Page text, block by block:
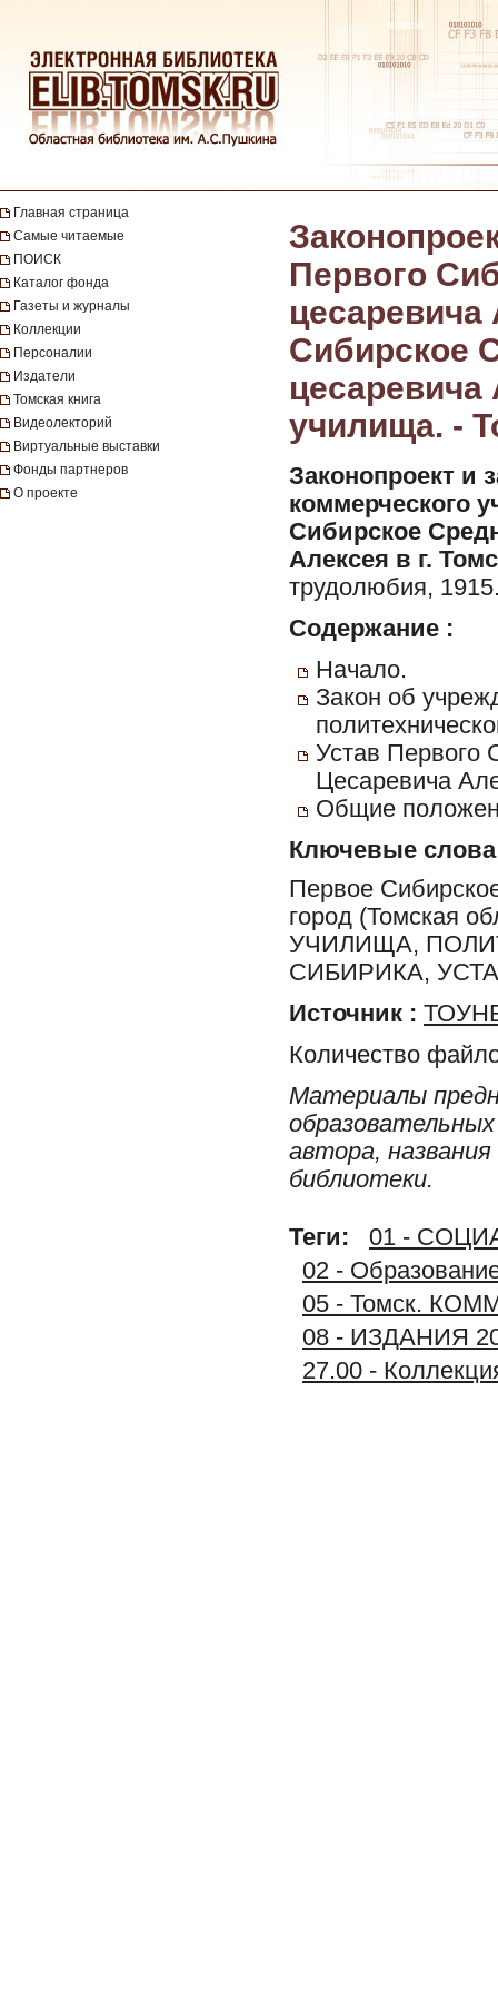
Главная страница
Самые читаемые
ПОИСК
Каталог фонда
Газеты и журналы
Коллекции
Персоналии
Издатели
Томская книга
Видеолекторий
Виртуальные выставки
Фонды партнеров
О проекте
Первого
цесаревича
Сибирское
цесаревича
училища. -
Законопроект и
коммерческого
Сибирское
Алексея в г.
трудолюбия,
Содержание :
Начало.
Закон об
Устав Первого
Цесаревича
Общие
Ключевые слова
Первое
город (Томская
УЧИЛИЩА,
СИБИРИКА,
Источник :
Количество
Материалы
автора,
библиотеки.
Теги:
01 -
02 -
05 - Томск.
08 - ИЗДАНИЯ
27.00 -